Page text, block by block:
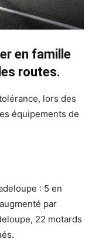
en famille
routes.
lors des
équipements de
: 5 en
par
22 motards